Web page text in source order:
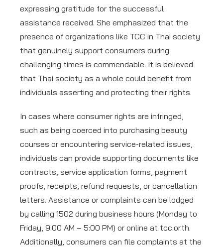
expressing gratitude for the successful
assistance received. She emphasized that the
presence of organizations like TCC in Thai society
that genuinely support consumers during
challenging times is commendable. It is believed
that Thai society as a whole could benefit from
individuals asserting and protecting their rights.
In cases where consumer rights are infringed,
such as being coerced into purchasing beauty
courses or encountering service-related issues,
individuals can provide supporting documents like
contracts, service application forms, payment
proofs, receipts, refund requests, or cancellation
letters. Assistance or complaints can be lodged
by calling 1502 during business hours (Monday to
Friday, 9:00 AM – 5:00 PM) or online at tcc.or.th.
Additionally, consumers can file complaints at the